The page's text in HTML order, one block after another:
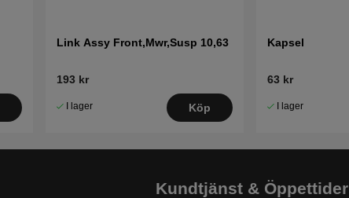
Link Assy Front,Mwr,Susp 10,63
193 kr
I lager Köp
Kapsel
63 kr
I lager
Kundtjänst & Öppettider